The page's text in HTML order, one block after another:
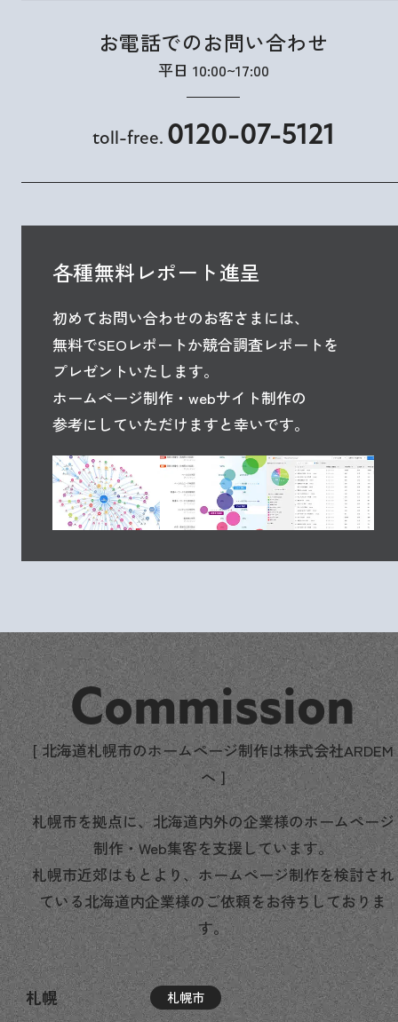
お電話でのお問い合わせ
平日 10:00~17:00
toll-free. 0120-07-5121
各種無料レポート進呈
初めてお問い合わせのお客さまには、
無料でSEOレポートか競合調査レポートを
プレゼントいたします。
ホームページ制作・webサイト制作の
参考にしていただけますと幸いです。
Commission
[ 北海道札幌市のホームページ制作は株式会社ARDEM
へ ]
札幌市を拠点に、北海道内外の企業様のホームページ
制作・Web集客を支援しています。
札幌市近郊はもとより、ホームページ制作を検討され
ている北海道内企業様のご依頼をお待ちしておりま
す。
札幌 札幌市